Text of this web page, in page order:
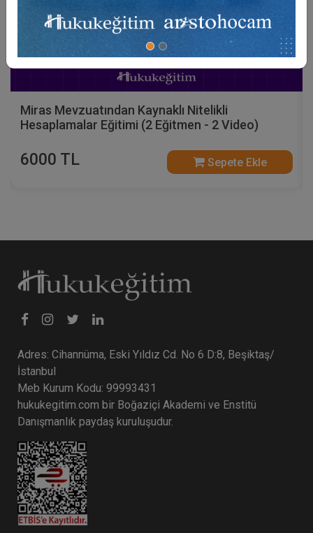
Miras Mevzuatından Kaynaklı Nitelikli
Hesaplamalar Eğitimi (2 Eğitmen - 2 Video)
6000 TL Sepete Ekle
Adres: Cihannüma, Eski Yıldız Cd. No 6 D:8, Beşiktaş/
İstanbul
Meb Kurum Kodu: 99993431
hukukegitim.com bir Boğaziçi Akademi ve Enstitü
Danışmanlık paydaş kuruluşudur.